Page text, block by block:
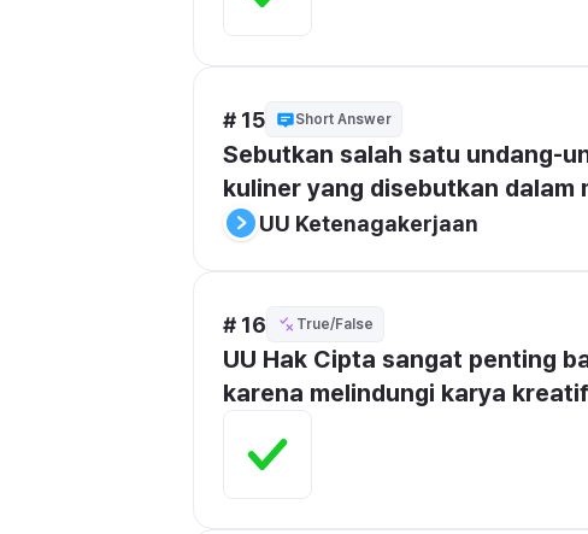
# 15 Short Answer
Sebutkan salah satu undang-
kuliner yang disebutkan dalam
UU Ketenagakerjaan
# 16 True/False
UU Hak Cipta sangat penting
karena melindungi karya